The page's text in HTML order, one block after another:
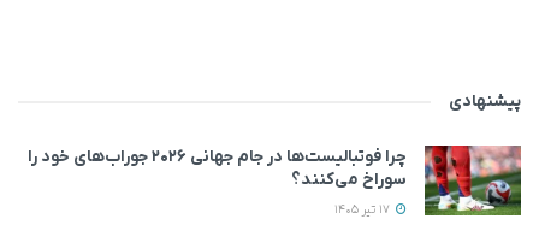
پیشنهادی
چرا فوتبالیست‌ها در جام جهانی ۲۰۲۶ جوراب‌های خود را
سوراخ می‌کنند؟